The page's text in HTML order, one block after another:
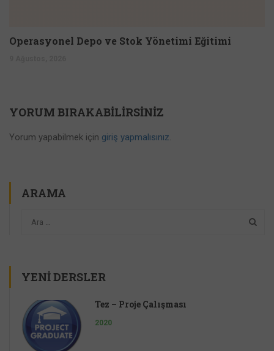
Operasyonel Depo ve Stok Yönetimi Eğitimi
YORUM BIRAKABILIRSINIZ
Yorum yapabilmek için giriş yapmalısınız.
ARAMA
YENI DERSLER
Tez – Proje Çalışması
2020